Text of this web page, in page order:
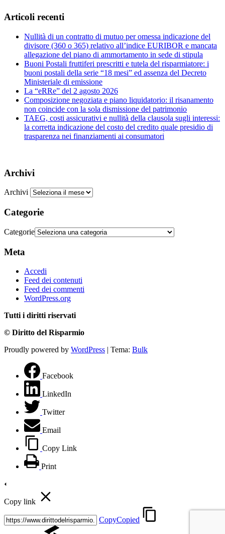
Articoli recenti
Nullità di un contratto di mutuo per omessa indicazione del
divisore (360 o 365) relativo all’indice EURIBOR e mancata
allegazione del piano di ammortamento in sede di stipula
Buoni Postali fruttiferi prescritti e tutela del risparmiatore: i
buoni postali della serie “18 mesi” ed assenza del Decreto
Ministeriale di emissione
La “eRRe” del 2 agosto 2026
Composizione negoziata e piano liquidatorio: il risanamento
non coincide con la sola dismissione del patrimonio
TAEG, costi assicurativi e nullità della clausola sugli interessi:
la corretta indicazione del costo del credito quale presidio di
trasparenza nei finanziamenti ai consumatori
Archivi
Archivi
Categorie
Categorie
Meta
Accedi
Feed dei contenuti
Feed dei commenti
WordPress.org
Tutti i diritti riservati
© Diritto del Risparmio
Proudly powered by WordPress | Tema: Bulk
Facebook
LinkedIn
Twitter
Email
Copy Link
Print
Copy link
CopyCopied